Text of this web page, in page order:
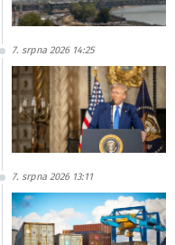
7. srpna 2026 14:25
7. srpna 2026 13:11